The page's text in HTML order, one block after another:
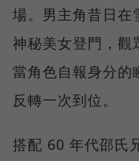
場。男主角昔日在
神秘美女登門，觀
當角色自報身分的
反轉一次到位。
搭配 60 年代邵氏